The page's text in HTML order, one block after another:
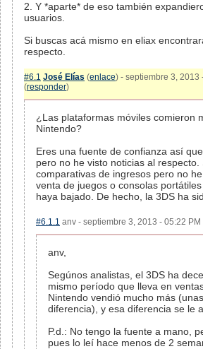
2. Y *aparte* de eso también
usuarios.
Si buscas acá mismo en eliax
respecto.
#6.1 José Elías (enlace) - septiembre 3, 2013
(responder)
¿Las plataformas móviles comieron
Nintendo?
Eres una fuente de confianza así
pero no he visto noticias al respecto.
comparativas de ingresos pero no
venta de juegos o consolas
haya bajado. De hecho, la 3DS ha
#6.1.1 anv - septiembre 3, 2013 - 05:22
anv,
Segúnos analistas, el 3DS ha
mismo período que lleva en
Nintendo vendió mucho más
diferencia), y esa diferencia se le
P.d.: No tengo la fuente a mano,
pues lo leí hace menos de 2